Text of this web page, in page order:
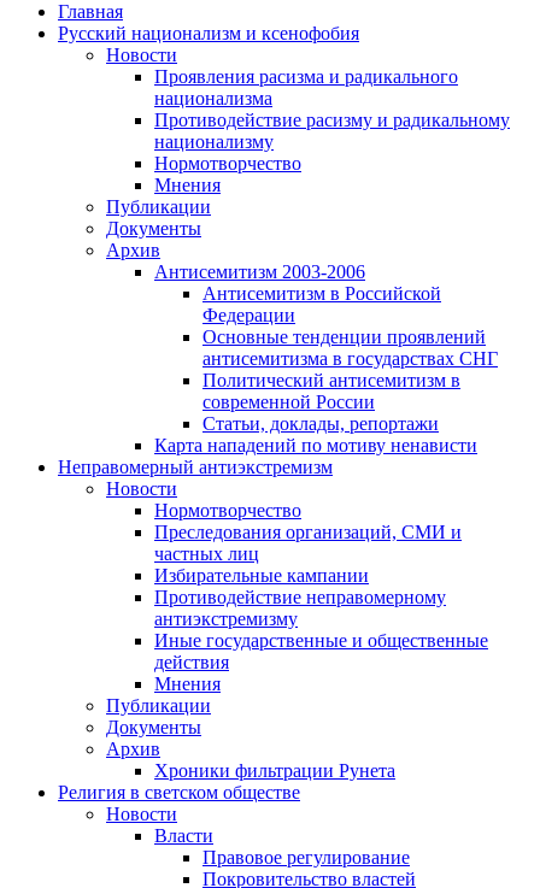
Главная
Русский национализм и ксенофобия
Новости
Проявления расизма и радикального
национализма
Противодействие расизму и радикальному
национализму
Нормотворчество
Мнения
Публикации
Документы
Архив
Антисемитизм 2003-2006
Антисемитизм в Российской
Федерации
Основные тенденции проявлений
антисемитизма в государствах СНГ
Политический антисемитизм в
современной России
Статьи, доклады, репортажи
Карта нападений по мотиву ненависти
Неправомерный антиэкстремизм
Новости
Нормотворчество
Преследования организаций, СМИ и
частных лиц
Избирательные кампании
Противодействие неправомерному
антиэкстремизму
Иные государственные и общественные
действия
Мнения
Публикации
Документы
Архив
Хроники фильтрации Рунета
Религия в светском обществе
Новости
Власти
Правовое регулирование
Покровительство властей